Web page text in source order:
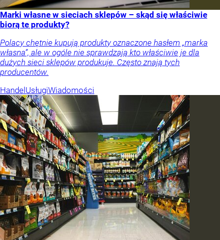
Marki własne w sieciach sklepów – skąd się właściwie
biorą te produkty?
Polacy chętnie kupują produkty oznaczone hasłem „marka
własna”, ale w ogóle nie sprawdzają kto właściwie je dla
dużych sieci sklepów produkuje. Często znają tych
producentów.
HandelUsługiWiadomości